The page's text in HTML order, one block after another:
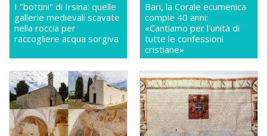
I "bottini" di Irsina: quelle
gallerie medievali scavate
nella roccia per
raccogliere acqua sorgiva
Bari, la Corale ecumenica
compie 40 anni:
«Cantiamo per l'unità di
tutte le confessioni
cristiane»